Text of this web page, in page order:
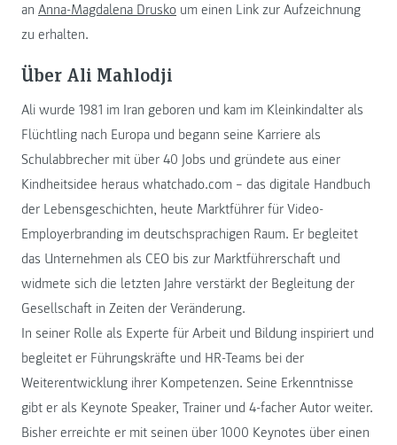
an Anna-Magdalena Drusko um einen Link zur Aufzeichnung
zu erhalten.
Über Ali Mahlodji
Ali wurde 1981 im Iran geboren und kam im Kleinkindalter als
Flüchtling nach Europa und begann seine Karriere als
Schulabbrecher mit über 40 Jobs und gründete aus einer
Kindheitsidee heraus whatchado.com – das digitale Handbuch
der Lebensgeschichten, heute Marktführer für Video-
Employerbranding im deutschsprachigen Raum. Er begleitet
das Unternehmen als CEO bis zur Marktführerschaft und
widmete sich die letzten Jahre verstärkt der Begleitung der
Gesellschaft in Zeiten der Veränderung.
In seiner Rolle als Experte für Arbeit und Bildung inspiriert und
begleitet er Führungskräfte und HR-Teams bei der
Weiterentwicklung ihrer Kompetenzen. Seine Erkenntnisse
gibt er als Keynote Speaker, Trainer und 4-facher Autor weiter.
Bisher erreichte er mit seinen über 1000 Keynotes über einen